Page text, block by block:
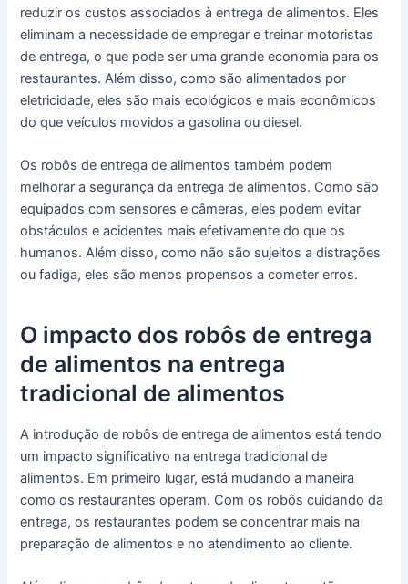
reduzir os custos associados à entrega de alimentos. Eles
eliminam a necessidade de empregar e treinar motoristas
de entrega, o que pode ser uma grande economia para os
restaurantes. Além disso, como são alimentados por
eletricidade, eles são mais ecológicos e mais econômicos
do que veículos movidos a gasolina ou diesel.
Os robôs de entrega de alimentos também podem
melhorar a segurança da entrega de alimentos. Como são
equipados com sensores e câmeras, eles podem evitar
obstáculos e acidentes mais efetivamente do que os
humanos. Além disso, como não são sujeitos a distrações
ou fadiga, eles são menos propensos a cometer erros.
O impacto dos robôs de entrega
de alimentos na entrega
tradicional de alimentos
A introdução de robôs de entrega de alimentos está tendo
um impacto significativo na entrega tradicional de
alimentos. Em primeiro lugar, está mudando a maneira
como os restaurantes operam. Com os robôs cuidando da
entrega, os restaurantes podem se concentrar mais na
preparação de alimentos e no atendimento ao cliente.